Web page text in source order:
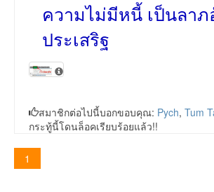
ความไม่มีหนี้ เป็นลา
ประเสริฐ
สมาชิกต่อไปนี้บอกขอบคุณ: Pych, Tum
กระทู้นี้โดนล็อคเรียบร้อยแล้ว!!
1